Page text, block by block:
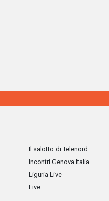
Il salotto di Telenord
Incontri Genova Italia
Liguria Live
Live